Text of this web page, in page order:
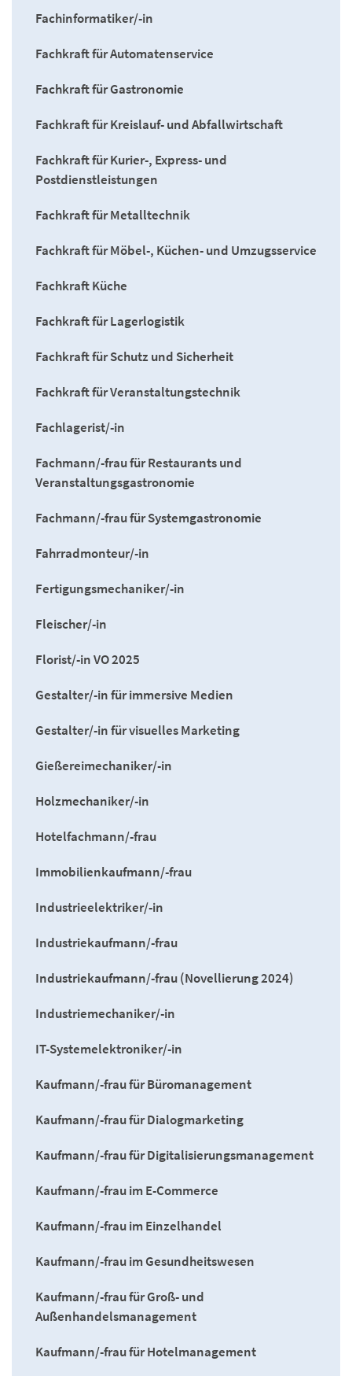
Fachinformatiker/-in
Fachkraft für Automatenservice
Fachkraft für Gastronomie
Fachkraft für Kreislauf- und Abfallwirtschaft
Fachkraft für Kurier-, Express- und
Postdienstleistungen
Fachkraft für Metalltechnik
Fachkraft für Möbel-, Küchen- und Umzugsservice
Fachkraft Küche
Fachkraft für Lagerlogistik
Fachkraft für Schutz und Sicherheit
Fachkraft für Veranstaltungstechnik
Fachlagerist/-in
Fachmann/-frau für Restaurants und
Veranstaltungsgastronomie
Fachmann/-frau für Systemgastronomie
Fahrradmonteur/-in
Fertigungsmechaniker/-in
Fleischer/-in
Florist/-in VO 2025
Gestalter/-in für immersive Medien
Gestalter/-in für visuelles Marketing
Gießereimechaniker/-in
Holzmechaniker/-in
Hotelfachmann/-frau
Immobilienkaufmann/-frau
Industrieelektriker/-in
Industriekaufmann/-frau
Industriekaufmann/-frau (Novellierung 2024)
Industriemechaniker/-in
IT-Systemelektroniker/-in
Kaufmann/-frau für Büromanagement
Kaufmann/-frau für Dialogmarketing
Kaufmann/-frau für Digitalisierungsmanagement
Kaufmann/-frau im E-Commerce
Kaufmann/-frau im Einzelhandel
Kaufmann/-frau im Gesundheitswesen
Kaufmann/-frau für Groß- und
Außenhandelsmanagement
Kaufmann/-frau für Hotelmanagement